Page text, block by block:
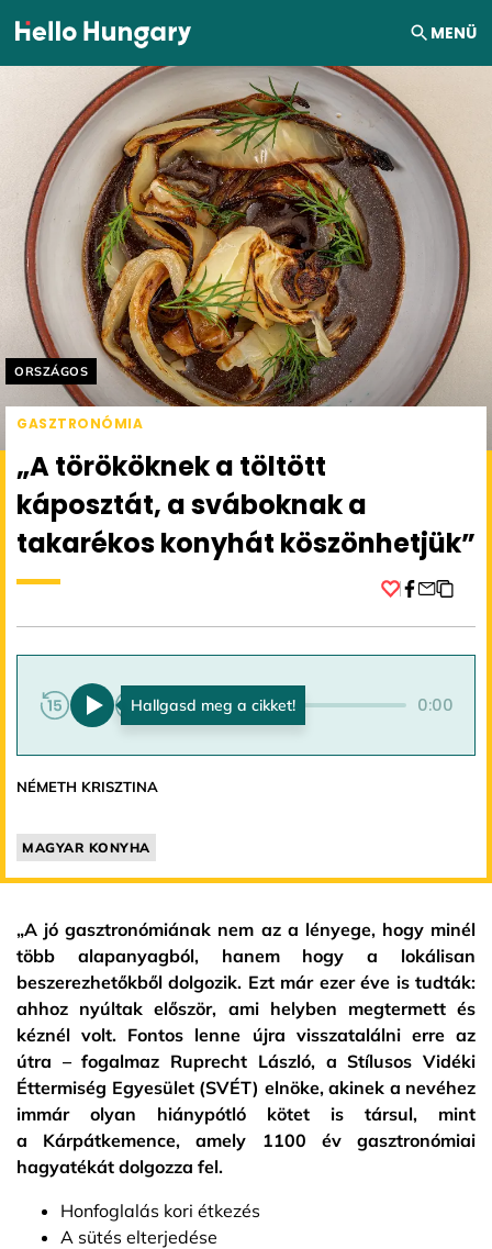
Ugrás a tartalomhoz MENÜ
Helyszín címkék:
ORSZÁGOS
GASZTRONÓMIA
„A törököknek a töltött
káposztát, a sváboknak a
takarékos konyhát köszönhetjük”
0:00 0:00
NÉMETH KRISZTINA
MAGYAR KONYHA
„A jó gasztronómiának nem az a lényege, hogy minél
több alapanyagból, hanem hogy a lokálisan
beszerezhetőkből dolgozik. Ezt már ezer éve is tudták:
ahhoz nyúltak először, ami helyben megtermett és
kéznél volt. Fontos lenne újra visszatalálni erre az
útra – fogalmaz Ruprecht László, a Stílusos Vidéki
Éttermiség Egyesület (SVÉT) elnöke, akinek a nevéhez
immár olyan hiánypótló kötet is társul, mint
a Kárpátkemence, amely 1100 év gasztronómiai
hagyatékát dolgozza fel.
Honfoglalás kori étkezés
A sütés elterjedése